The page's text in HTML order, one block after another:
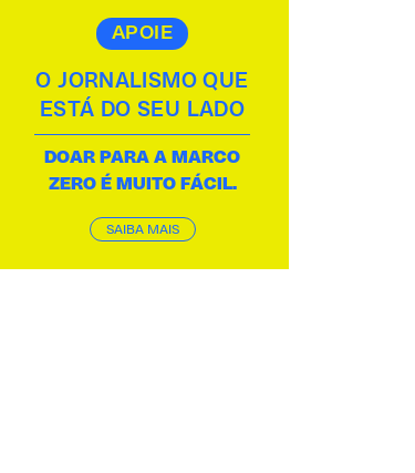
APOIE
O JORNALISMO QUE
ESTÁ DO SEU LADO
DOAR PARA A MARCO
ZERO É MUITO FÁCIL.
SAIBA MAIS